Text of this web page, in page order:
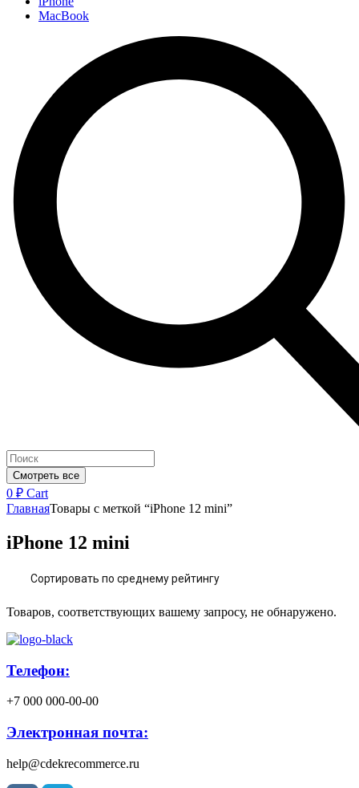
MacBook
Смотреть все
0 ₽ Cart
ГлавнаяТовары с меткой “iPhone 12 mini”
iPhone 12 mini
Сортировать по среднему рейтингу
Товаров, соответствующих вашему запросу, не обнаружено.
Телефон:
+7 000 000-00-00
Электронная почта:
help@cdekrecommerce.ru